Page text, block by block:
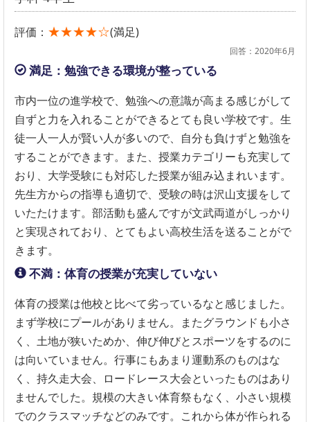
評価： ★★★★☆(満足)
回答：2020年6月
満足：勉強できる環境が整っている
市内一位の進学校で、勉強への意識が高まる感じがして
自ずと力を入れることができるとても良い学校です。生
徒一人一人が賢い人が多いので、自分も負けずと勉強を
することができます。また、授業カテゴリーも充実して
おり、大学受験にも対応した授業が組み込まれいます。
先生方からの指導も適切で、受験の時は沢山支援をして
いたたけます。部活動も盛んですが文武両道がしっかり
と実現されており、とてもよい高校生活を送ることがで
きます。
不満：体育の授業が充実していない
体育の授業は他校と比べて劣っているなと感じました。
まず学校にプールがありません。またグラウンドも小さ
く、土地が狭いためか、伸び伸びとスポーツをするのに
は向いていません。行事にもあまり運動系のものはな
く、持久走大会、ロードレース大会といったものはあり
ませんでした。規模の大きい体育祭もなく、小さい規模
でのクラスマッチなどのみです。これから体が作られる